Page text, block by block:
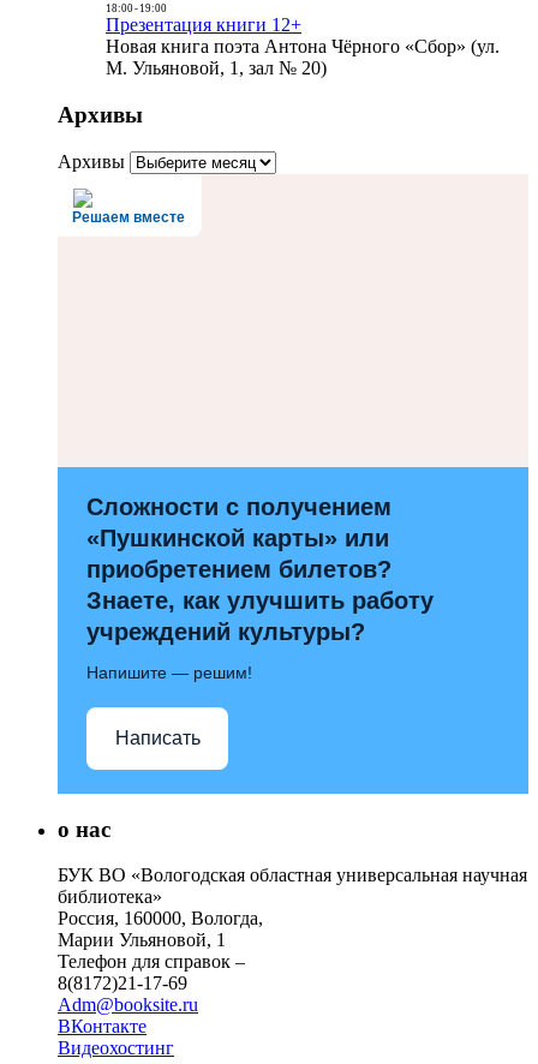
18:00- 19:00
Презентация книги 12+
Новая книга поэта Антона Чёрного «Сбор» (ул.
М. Ульяновой, 1, зал № 20)
Архивы
Архивы
Решаем вместе
Сложности с получением
«Пушкинской карты» или
приобретением билетов?
Знаете, как улучшить работу
учреждений культуры?
Напишите — решим!
Написать
о нас
БУК ВО «Вологодская областная универсальная научная
библиотека»
Россия, 160000, Вологда,
Марии Ульяновой, 1
Телефон для справок –
8(8172)21-17-69
Adm@booksite.ru
ВКонтакте
Видеохостинг